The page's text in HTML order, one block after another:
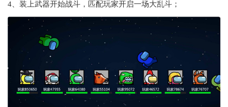
4、装上武器开始战斗，匹配玩家开启一场大乱斗；